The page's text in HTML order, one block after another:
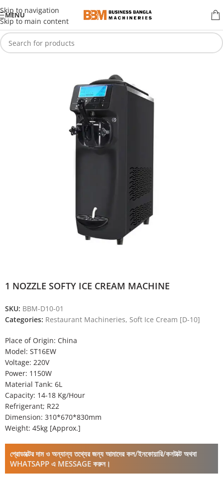
Skip to navigation
Skip to main content
MENU
1 NOZZLE SOFTY ICE CREAM MACHINE
SKU: BBM-D10-01
Categories: Restaurant Machineries, Soft Ice Cream [D-10]
Place of Origin: China
Model: ST16EW
Voltage: 220V
Power: 1150W
Material Tank: 6L
Capacity: 14-18 Kg/Hour
Refrigerant; R22
Dimension: 310*670*830mm
Weight: 45kg [Approx.]
প্রোডাক্টের দাম ও অন্যান্য তথ্যের জন্য আমাদের কল/ইনকোয়ারি/কনটাক্ট অথবা
WHATSAPP এ MESSAGE করুন।